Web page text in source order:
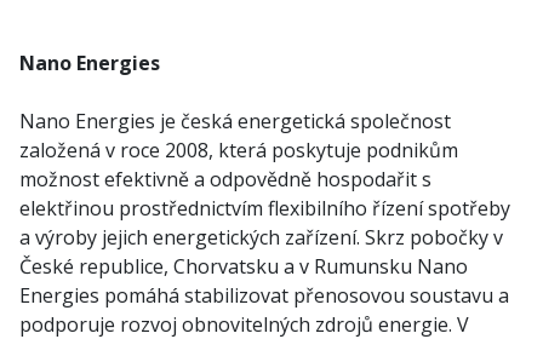
Nano Energies
Nano Energies je česká energetická společnost
založená v roce 2008, která poskytuje podnikům
možnost efektivně a odpovědně hospodařit s
elektřinou prostřednictvím flexibilního řízení spotřeby
a výroby jejich energetických zařízení. Skrz pobočky v
České republice, Chorvatsku a v Rumunsku Nano
Energies pomáhá stabilizovat přenosovou soustavu a
podporuje rozvoj obnovitelných zdrojů energie. V